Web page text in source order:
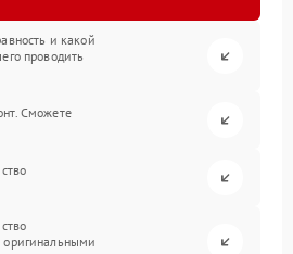
и какой
проводить
Сможете
оригинальными